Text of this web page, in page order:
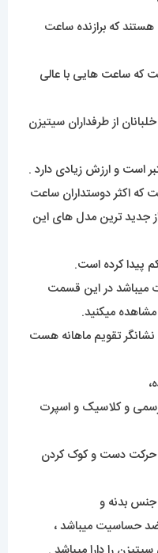
که برازنده ساعت
که ساعت هایی با عالی
از طرفداران سیتیزن
است و ارزش زیادی دارد .
اکثر دوستداران ساعت
جدید ترین مدل های این
پیدا کرده است.
میباشد در این قسمت
میکنید.
تقویم ماهانه هست
رسمی و کلاسیک و اسپرت
حرکت دست و کوک کردن
بدنه و
حساسیت میباشد ،